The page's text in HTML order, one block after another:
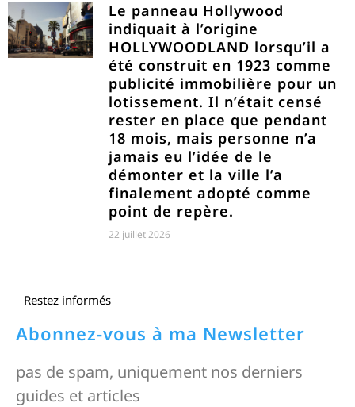
Le panneau Hollywood
indiquait à l’origine
HOLLYWOODLAND lorsqu’il a
été construit en 1923 comme
publicité immobilière pour un
lotissement. Il n’était censé
rester en place que pendant
18 mois, mais personne n’a
jamais eu l’idée de le
démonter et la ville l’a
finalement adopté comme
point de repère.
22 juillet 2026
Restez informés
Abonnez-vous à ma Newsletter
pas de spam, uniquement nos derniers
guides et articles